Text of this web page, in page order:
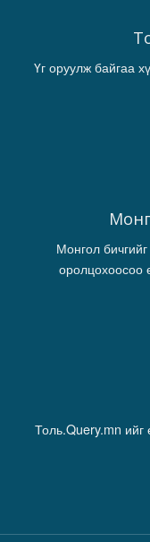
Үг оруулж байгаа
Монгол
оролцохоосоо
Толь.Query.mn